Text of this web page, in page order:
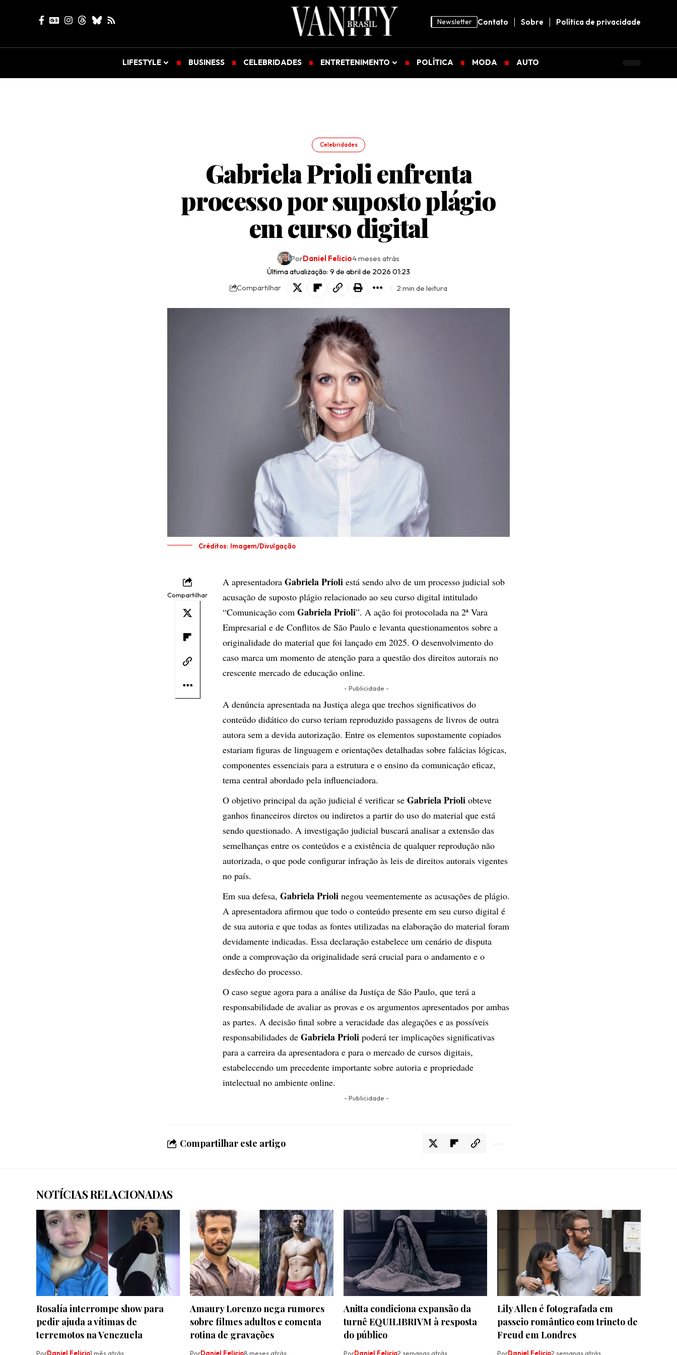
Newsletter Contato Sobre Política de privacidade
LIFESTYLE BUSINESS CELEBRIDADES ENTRETENIMENTO POLÍTICA MODA AUTO
Celebridades
Gabriela Prioli enfrenta
processo por suposto plágio
em curso digital
Última atualização: 9 de abril de 2026 01:23
PorDaniel Felicio4 meses atrás
Compartilhar 2 min de leitura
Créditos: Imagem/Divulgação
Compartilhar
A apresentadora Gabriela Prioli está sendo alvo de um processo judicial sob
acusação de suposto plágio relacionado ao seu curso digital intitulado
“Comunicação com Gabriela Prioli”. A ação foi protocolada na 2ª Vara
Empresarial e de Conflitos de São Paulo e levanta questionamentos sobre a
originalidade do material que foi lançado em 2025. O desenvolvimento do
caso marca um momento de atenção para a questão dos direitos autorais no
crescente mercado de educação online.
- Publicidade -
A denúncia apresentada na Justiça alega que trechos significativos do
conteúdo didático do curso teriam reproduzido passagens de livros de outra
autora sem a devida autorização. Entre os elementos supostamente copiados
estariam figuras de linguagem e orientações detalhadas sobre falácias lógicas,
componentes essenciais para a estrutura e o ensino da comunicação eficaz,
tema central abordado pela influenciadora.
O objetivo principal da ação judicial é verificar se Gabriela Prioli obteve
ganhos financeiros diretos ou indiretos a partir do uso do material que está
sendo questionado. A investigação judicial buscará analisar a extensão das
semelhanças entre os conteúdos e a existência de qualquer reprodução não
autorizada, o que pode configurar infração às leis de direitos autorais vigentes
no país.
Em sua defesa, Gabriela Prioli negou veementemente as acusações de plágio.
A apresentadora afirmou que todo o conteúdo presente em seu curso digital é
de sua autoria e que todas as fontes utilizadas na elaboração do material foram
devidamente indicadas. Essa declaração estabelece um cenário de disputa
onde a comprovação da originalidade será crucial para o andamento e o
desfecho do processo.
O caso segue agora para a análise da Justiça de São Paulo, que terá a
responsabilidade de avaliar as provas e os argumentos apresentados por ambas
as partes. A decisão final sobre a veracidade das alegações e as possíveis
responsabilidades de Gabriela Prioli poderá ter implicações significativas
para a carreira da apresentadora e para o mercado de cursos digitais,
estabelecendo um precedente importante sobre autoria e propriedade
intelectual no ambiente online.
- Publicidade -
Compartilhar este artigo
NOTÍCIAS RELACIONADAS
Rosalía interrompe show para
pedir ajuda a vítimas de
terremotos na Venezuela
PorDaniel Felicio1 mês atrás
Amaury Lorenzo nega rumores
sobre filmes adultos e comenta
rotina de gravações
PorDaniel Felicio8 meses atrás
Anitta condiciona expansão da
turnê EQUILIBRIVM à resposta
do público
PorDaniel Felicio2 semanas atrás
Lily Allen é fotografada em
passeio romântico com trineto de
Freud em Londres
PorDaniel Felicio2 semanas atrás